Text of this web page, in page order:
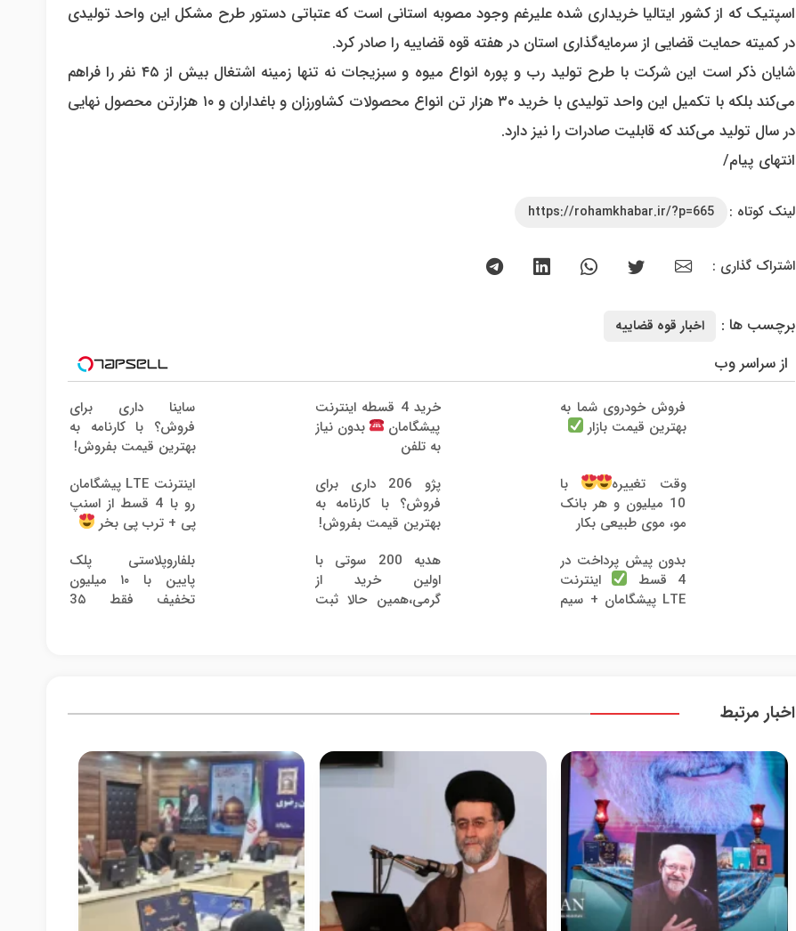
اسپتیک که از کشور ایتالیا خریداری شده علیرغم وجود مصوبه استانی است که عتباتی دستور طرح مشکل این واحد تولیدی
در کمیته حمایت قضایی از سرمایه‌گذاری استان در هفته قوه قضاییه را صادر کرد.
شایان ذکر است این شرکت با طرح تولید رب و پوره انواع میوه و سبزیجات نه تنها زمینه اشتغال بیش از ۴۵ نفر را فراهم
می‌کند بلکه با تکمیل این واحد تولیدی با خرید ۳۰ هزار تن انواع محصولات کشاورزان و باغداران و ۱۰ هزارتن محصول نهایی
در سال تولید می‌کند که قابلیت صادرات را نیز دارد.
انتهای پیام/
لینک کوتاه : https://rohamkhabar.ir/?p=665
اشتراک گذاری :
برچسب ها : اخبار قوه قضاییه
از سراسر وب
فروش خودروی شما به
بهترین قیمت بازار
خرید 4 قسطه اینترنت
پیشگامان
بدون نیاز
به تلفن
ساینا داری برای
فروش؟ با کارنامه به
بهترین قیمت بفروش!
وقت تغییره
با
10 میلیون و هر بانک
مو، موی طبیعی بکار
پژو 206 داری برای
فروش؟ با کارنامه به
بهترین قیمت بفروش!
اینترنت LTE پیشگامان
رو با 4 قسط از اسنپ
پی + ترب پی بخر
بدون پیش پرداخت در
4 قسط
اینترنت
LTE پیشگامان + سیم
هدیه 200 سوتی با
اولین خرید از
گرمی،همین حالا ثبت
بلفاروپلاستی پلک
پایین با ۱۰ میلیون
تخفیف فقط 3۵
اخبار مرتبط